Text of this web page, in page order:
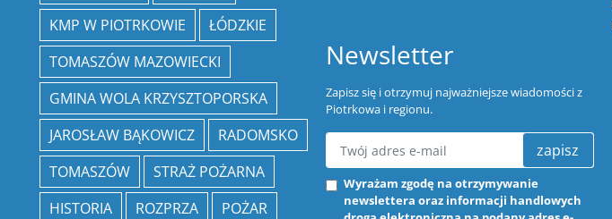
KMP W PIOTRKOWIE
ŁÓDZKIE
TOMASZÓW MAZOWIECKI
GMINA WOLA KRZYSZTOPORSKA
JAROSŁAW BĄKOWICZ
RADOMSKO
TOMASZÓW
STRAŻ POŻARNA
HISTORIA
ROZPRZA POŻAR
Newsletter
Zapisz się i otrzymuj najważniejsze wiadomości z
Piotrkowa i regionu.
zapisz
Wyrażam zgodę na otrzymywanie
newslettera oraz informacji handlowych